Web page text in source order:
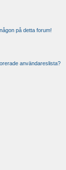
på detta forum!
användareslista?